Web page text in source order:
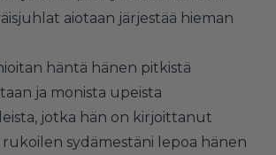
aiotaan järjestää hieman
häntä hänen pitkistä
ja monista upeista
jotka hän on kirjoittanut
sydämestäni lepoa hänen